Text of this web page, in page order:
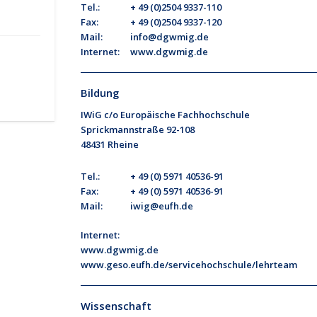
Tel.:
+ 49 (0)2504 9337-110
Fax:
+ 49 (0)2504 9337-120
Mail:
info@dgwmig.de
Internet:
www.dgwmig.de
Bildung
IWiG c/o Europäische Fachhochschule
Sprickmannstraße 92-108
48431 Rheine
Tel.:
+ 49 (0) 5971 40536-91
Fax:
+ 49 (0) 5971 40536-91
Mail:
iwig@eufh.de
Internet:
www.dgwmig.de
www.geso.eufh.de/servicehochschule/lehrteam
Wissenschaft